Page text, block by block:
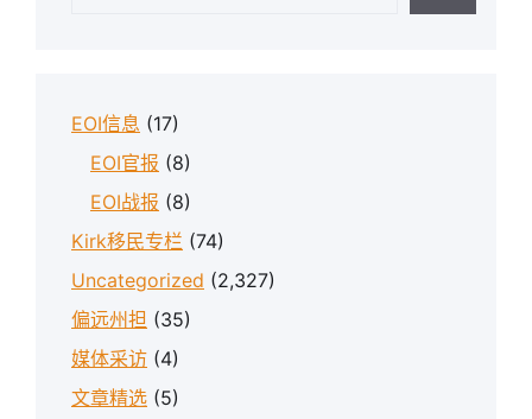
EOI信息 (17)
EOI官报 (8)
EOI战报 (8)
Kirk移民专栏 (74)
Uncategorized (2,327)
偏远州担 (35)
媒体采访 (4)
文章精选 (5)